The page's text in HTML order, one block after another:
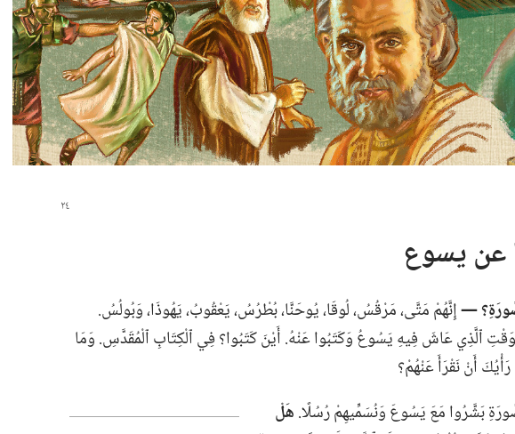
عن يسوع
—‏إِنَّهُمْ مَتَّى،‏ مَرْقُسُ،‏ لُوقَا،‏ يُوحَنَّا،‏ بُطْرُسُ،‏ يَعْقُوبُ،‏ يَهُوذَا،‏ وَبُولُسُ.‏
ٱلَّذِي عَاشَ فِيهِ يَسُوعُ وَكَتَبُوا عَنْهُ.‏ أَيْنَ كَتَبُوا؟‏ فِي ٱلْكِتَابِ ٱلْمُقَدَّسِ.‏ وَمَا
أَنْ نَقْرَأَ عَنْهُمْ؟‏
بَشَّرُوا مَعَ يَسُوعَ وَنُسَمِّيهِمْ رُسُلًا.‏هَلْ